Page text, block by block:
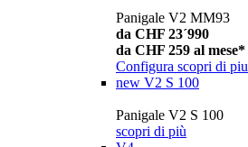
Panigale V2 MM93
da CHF 23´990
da CHF 259 al mese*
Configura scopri di piu
new V2 S 100
Panigale V2 S 100
scopri di più